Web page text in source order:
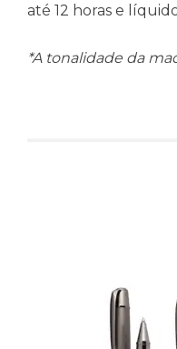
até 12 horas e
*A tonalidade da